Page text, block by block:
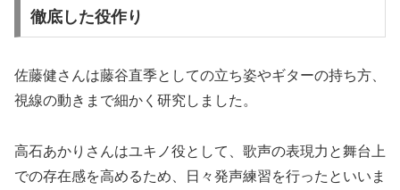
徹底した役作り
佐藤健さんは藤谷直季としての立ち姿やギターの持ち方、
視線の動きまで細かく研究しました。
高石あかりさんはユキノ役として、歌声の表現力と舞台上
での存在感を高めるため、日々発声練習を行ったといいま